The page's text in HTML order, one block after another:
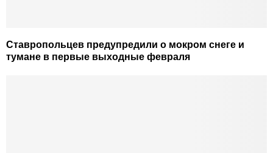
Ставропольцев предупредили о мокром снеге и
тумане в первые выходные февраля